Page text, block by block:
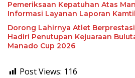
Pemeriksaan Kepatuhan Atas
Informasi Layanan Laporan
Dorong Lahirnya Atlet
Hadiri Penutupan Kejuaraan
Manado Cup 2026
Post Views: 116